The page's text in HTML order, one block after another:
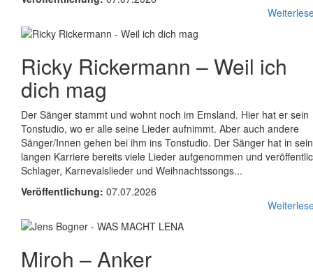
Ricky Rickermann –Weil ich
dich mag
Der Sänger stammt und wohnt noch im Emsland. Hier hat er sein
Tonstudio, wo er alle seine Lieder aufnimmt. Aber auch andere
Sänger/Innen gehen bei ihm ins Tonstudio. Der Sänger hat in
langen Karriere bereits viele Lieder aufgenommen und
Schlager, Karnevalslieder und Weihnachtssongs...
Veröffentlichung: 07.07.2026
Miroh –Anker